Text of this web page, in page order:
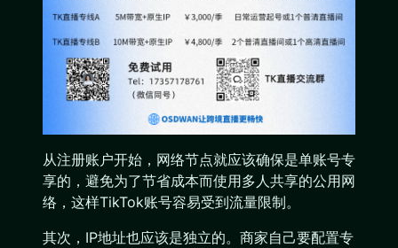
从注册账户开始，网络节点就应该确保是单账号专
享的，避免为了节省成本而使用多人共享的公用网
络，这样TikTok账号容易受到流量限制。
其次，IP地址也应该是独立的。商家自己要配置专